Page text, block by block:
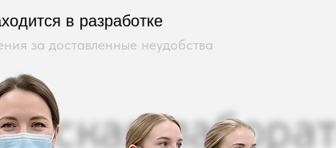
в разработке
за доставленные неудобства